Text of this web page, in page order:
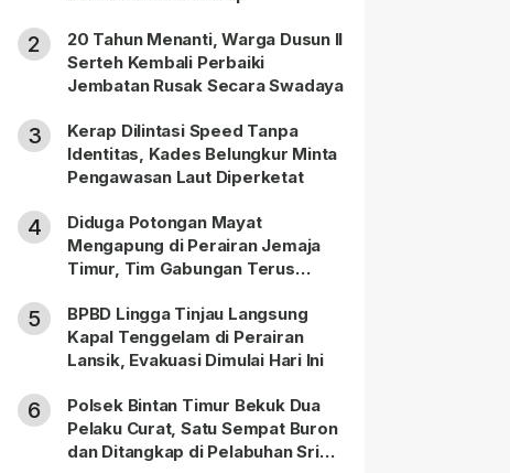
2
20 Tahun Menanti, Warga Dusun II
Serteh Kembali Perbaiki
Jembatan Rusak Secara Swadaya
3
Kerap Dilintasi Speed Tanpa
Identitas, Kades Belungkur Minta
Pengawasan Laut Diperketat
4
Diduga Potongan Mayat
Mengapung di Perairan Jemaja
Timur, Tim Gabungan Terus
5
BPBD Lingga Tinjau Langsung
Kapal Tenggelam di Perairan
Lansik, Evakuasi Dimulai Hari Ini
6
Polsek Bintan Timur Bekuk Dua
Pelaku Curat, Satu Sempat Buron
dan Ditangkap di Pelabuhan Sri